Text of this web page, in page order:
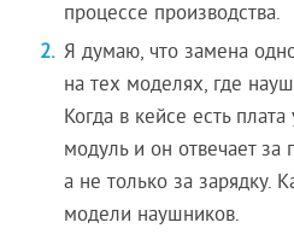
процессе производства.
Я думаю, что замена
на тех моделях, где
Когда в кейсе есть
модуль и он отвечает
а не только за зарядку.
модели наушников.